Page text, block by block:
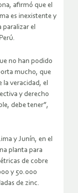
afirmó que el
es inexistente y
el
no han podido
mucho, que
veracidad, el
y derecho
debe tener”,
y Junín, en el
planta para
de cobre
y 50.000
de zinc.